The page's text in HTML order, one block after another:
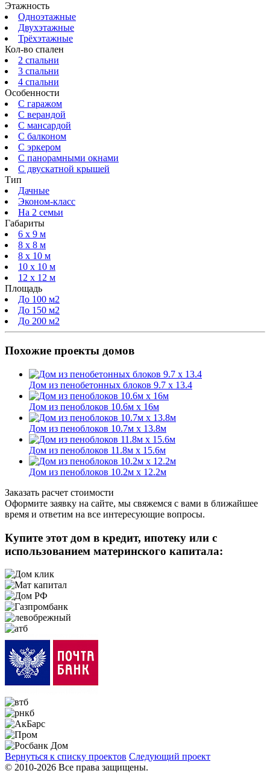
Этажность
Одноэтажные
Двухэтажные
Трёхэтажные
Кол-во спален
2 спальни
3 спальни
4 спальни
Особенности
С гаражом
С верандой
С мансардой
С балконом
C эркером
С панорамными окнами
С двускатной крышей
Тип
Дачные
Эконом-класс
На 2 семьи
Габариты
6 x 9 м
8 x 8 м
8 x 10 м
10 x 10 м
12 x 12 м
Площадь
До 100 м2
До 150 м2
До 200 м2
Похожие проекты домов
Дом из пенобетонных блоков 9.7 х 13.4
Дом из пеноблоков 10.6м х 16м
Дом из пеноблоков 10.7м х 13.8м
Дом из пеноблоков 11.8м х 15.6м
Дом из пеноблоков 10.2м х 12.2м
Заказать расчет стоимости
Оформите заявку на сайте, мы свяжемся с вами в ближайшее
время и ответим на все интересующие вопросы.
Купите этот дом в кредит, ипотеку или с
использованием материнского капитала:
Вернуться к списку проектов Следующий проект
© 2010-2026 Все права защищены.